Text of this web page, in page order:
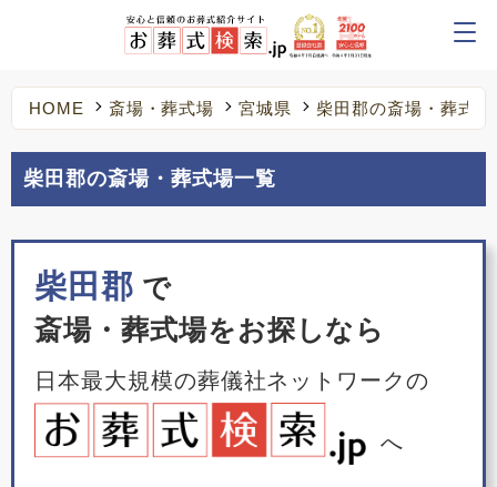
HOME 斎場・葬式場 宮城県 柴田郡の斎場・葬式場
柴田郡の斎場・葬式場一覧
柴田郡 で
斎場・葬式場をお探しなら
日本最大規模の葬儀社ネットワークの
へ